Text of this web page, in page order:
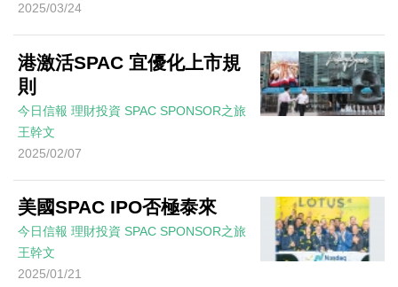
2025/03/24
港激活SPAC 宜優化上市規
則
今日信報 理財投資 SPAC SPONSOR之旅
王幹文
2025/02/07
美國SPAC IPO否極泰來
今日信報 理財投資 SPAC SPONSOR之旅
王幹文
2025/01/21